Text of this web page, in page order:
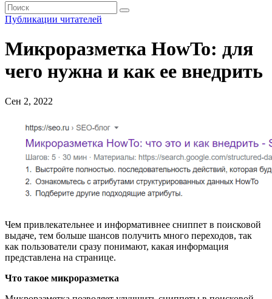
Публикации читателей
Микроразметка HowTo: для
чего нужна и как ее внедрить
Сен 2, 2022
Чем привлекательнее и информативнее сниппет в поисковой
выдаче, тем больше шансов получить много переходов, так
как пользователи сразу понимают, какая информация
представлена на странице.
Что такое микроразметка